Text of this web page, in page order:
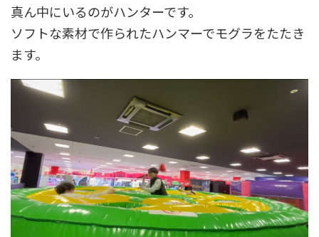
真ん中にいるのがハンターです。
ソフトな素材で作られたハンマーでモグラをたたき
ます。